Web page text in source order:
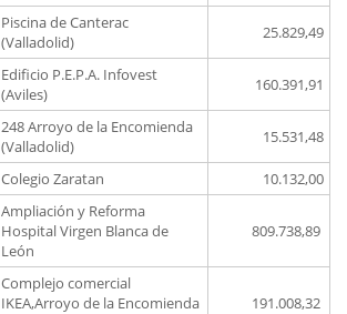
Piscina de Canterac
(Valladolid)
25.829,49
Edificio P.E.P.A. Infovest
(Aviles)
160.391,91
248 Arroyo de la Encomienda
(Valladolid)
15.531,48
Colegio Zaratan
10.132,00
Ampliación y Reforma
Hospital Virgen Blanca de
León
809.738,89
Complejo comercial
IKEA,Arroyo de la Encomienda
191.008,32